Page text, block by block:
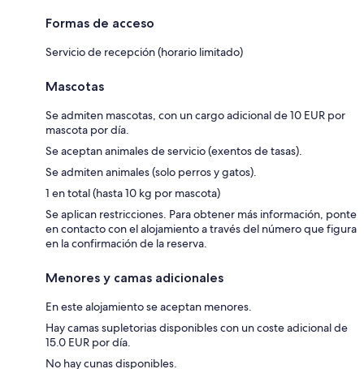
Formas de acceso
Servicio de recepción (horario limitado)
Mascotas
Se admiten mascotas, con un cargo adicional de 10 EUR por
mascota por día.
Se aceptan animales de servicio (exentos de tasas).
Se admiten animales (solo perros y gatos).
1 en total (hasta 10 kg por mascota)
Se aplican restricciones. Para obtener más información, ponte
en contacto con el alojamiento a través del número que figura
en la confirmación de la reserva.
Menores y camas adicionales
En este alojamiento se aceptan menores.
Hay camas supletorias disponibles con un coste adicional de
15.0 EUR por día.
No hay cunas disponibles.